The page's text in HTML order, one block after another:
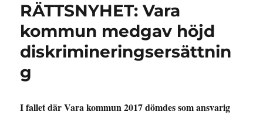
RÄTTSNYHET: Vara
kommun medgav höjd
diskrimineringsersättnin
g
I fallet där Vara kommun 2017 dömdes som ansvarig